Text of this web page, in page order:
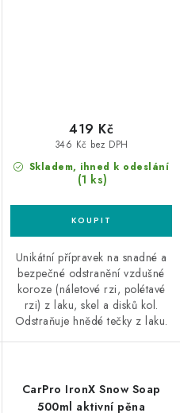
Skladem, ihned k odeslání
(1 ks)
346 Kč bez DPH
419 Kč
Unikátní přípravek na snadné a
bezpečné odstranění vzdušné
koroze (náletové rzi, polétavé
rzi) z laku, skel a disků kol.
Odstraňuje hnědé tečky z laku.
CarPro IronX Snow Soap
500ml aktivní pěna